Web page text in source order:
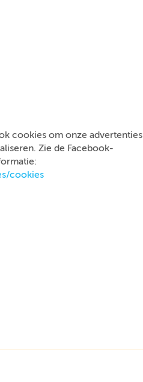
cookies om onze advertenties
Zie de Facebook-
cookies